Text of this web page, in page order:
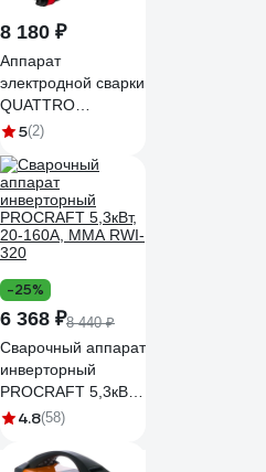
8 180 ₽
Аппарат
электродной сварки
QUATTRO
ELEMENTI B 190i
до 4.0 мм, LED
дисплей, TIG-Lift)
922-630
5(2)
-25%
6 368 ₽8 440 ₽
Сварочный аппарат
инверторный
PROCRAFT 5,3кВт,
20-160А, ММА RWI-
4.8(58)